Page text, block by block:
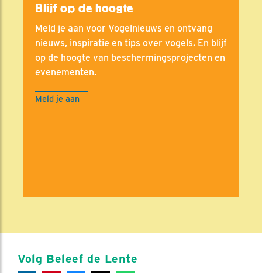
Blijf op de hoogte
Meld je aan voor Vogelnieuws en ontvang
nieuws, inspiratie en tips over vogels. En blijf
op de hoogte van beschermingsprojecten en
evenementen.
Meld je aan
Volg Beleef de Lente